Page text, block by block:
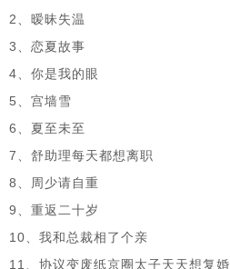
2、暧昧失温
3、恋夏故事
4、你是我的眼
5、宫墙雪
6、夏至未至
7、舒助理每天都想离职
8、周少请自重
9、重返二十岁
10、我和总裁相了个亲
11、协议变废纸京圈太子天天想复婚